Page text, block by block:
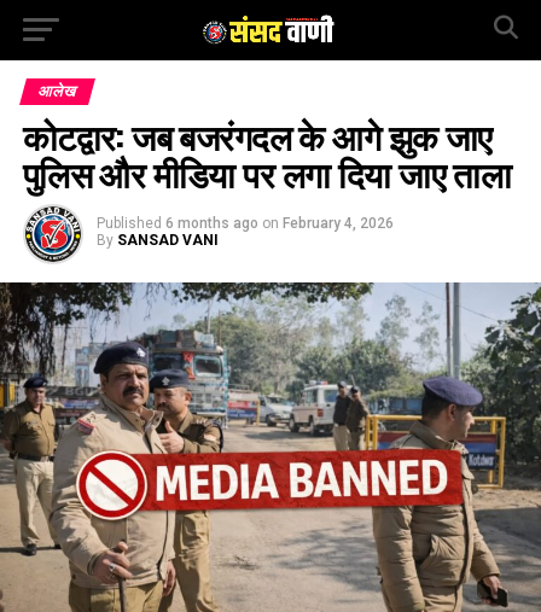
आलेख
कोटद्वार: जब बजरंगदल के आगे झुक जाए
पुलिस और मीडिया पर लगा दिया जाए ताला
Published 6 months ago on February 4, 2026
By SANSAD VANI